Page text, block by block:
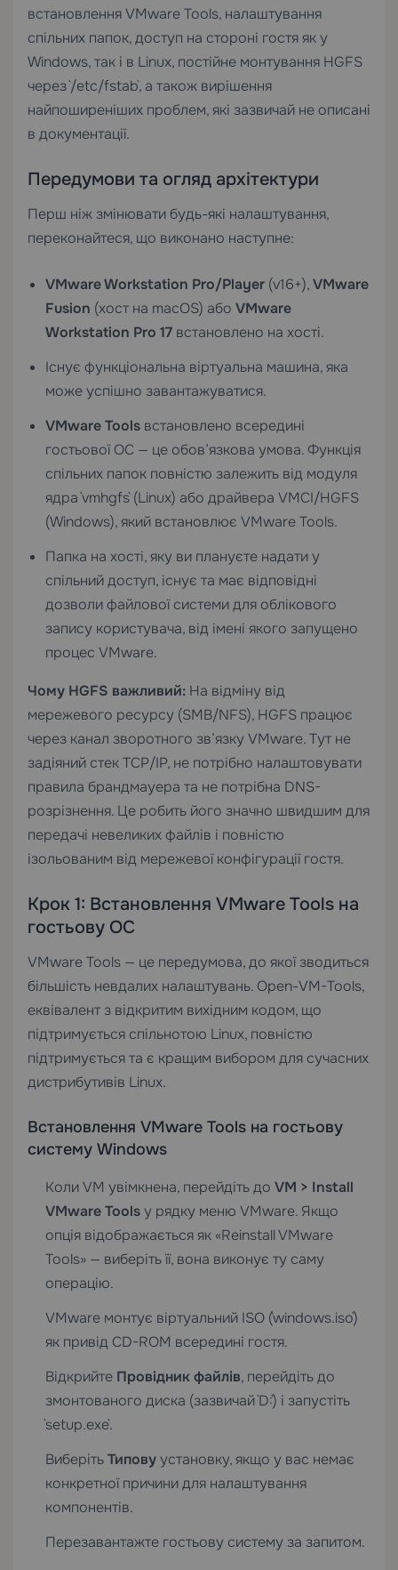
встановлення VMware Tools, налаштування
спільних папок, доступ на стороні гостя як у
Windows, так і в Linux, постійне монтування HGFS
через `/etc/fstab`, а також вирішення
найпоширеніших проблем, які зазвичай не описані
в документації.
Передумови та огляд архітектури
Перш ніж змінювати будь-які налаштування,
переконайтеся, що виконано наступне:
VMware Workstation Pro/Player (v16+),VMware
Fusion (хост на macOS) або VMware
Workstation Pro 17 встановлено на хості.
Існує функціональна віртуальна машина, яка
може успішно завантажуватися.
VMware Tools встановлено всередині
гостьової ОС — це обов’язкова умова. Функція
спільних папок повністю залежить від модуля
ядра `vmhgfs` (Linux) або драйвера VMCI/HGFS
(Windows), який встановлює VMware Tools.
Папка на хості, яку ви плануєте надати у
спільний доступ, існує та має відповідні
дозволи файлової системи для облікового
запису користувача, від імені якого запущено
процес VMware.
Чому HGFS важливий: На відміну від
мережевого ресурсу (SMB/NFS), HGFS працює
через канал зворотного зв’язку VMware. Тут не
задіяний стек TCP/IP, не потрібно налаштовувати
правила брандмауера та не потрібна DNS-
розрізнення. Це робить його значно швидшим для
передачі невеликих файлів і повністю
ізольованим від мережевої конфігурації гостя.
Крок 1: Встановлення VMware Tools на
гостьову ОС
VMware Tools — це передумова, до якої зводиться
більшість невдалих налаштувань. Open-VM-Tools,
еквівалент з відкритим вихідним кодом, що
підтримується спільнотою Linux, повністю
підтримується та є кращим вибором для сучасних
дистрибутивів Linux.
Встановлення VMware Tools на гостьову
систему Windows
Коли VM увімкнена, перейдіть до VM > Install
VMware Toolsу рядку меню VMware. Якщо
опція відображається як «Reinstall VMware
Tools» — виберіть її, вона виконує ту саму
операцію.
VMware монтує віртуальний ISO (`windows.iso`)
як привід CD-ROM всередині гостя.
Відкрийте Провідник файлів, перейдіть до
змонтованого диска (зазвичай `D:`) і запустіть
`setup.exe`.
ВиберітьТиповуустановку, якщо у вас немає
конкретної причини для налаштування
компонентів.
Перезавантажте гостьову систему за запитом.